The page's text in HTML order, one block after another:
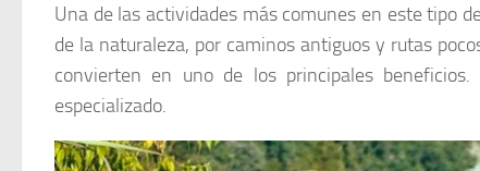
Una de las actividades más comunes en este tipo
de la naturaleza, por caminos antiguos y rutas
convierten en uno de los principales
especializado.